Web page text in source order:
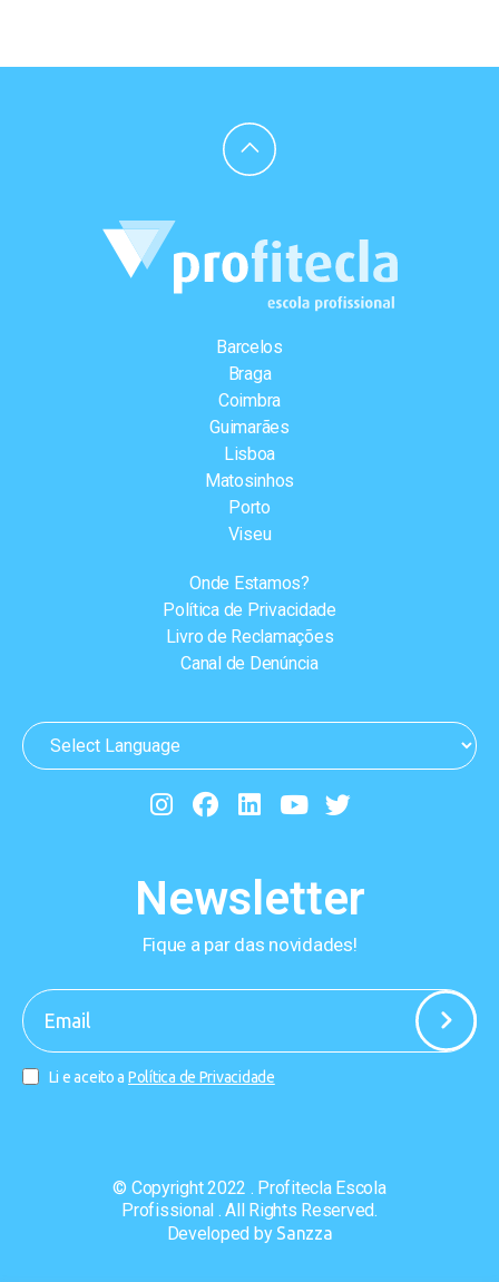
Barcelos
Braga
Coimbra
Guimarães
Lisboa
Matosinhos
Porto
Viseu
Onde Estamos?
Política de Privacidade
Livro de Reclamações
Canal de Denúncia
Newsletter
Fique a par das novidades!
Li e aceito a Política de Privacidade
-
© Copyright 2022 . Profitecla Escola
Profissional . All Rights Reserved.
Developed by Sanzza